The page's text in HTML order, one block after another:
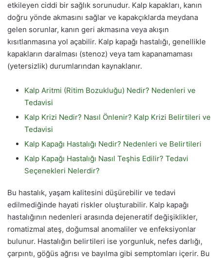
etkileyen ciddi bir sağlık sorunudur. Kalp kapakları, kanın
doğru yönde akmasını sağlar ve kapakçıklarda meydana
gelen sorunlar, kanın geri akmasına veya akışın
kısıtlanmasına yol açabilir. Kalp kapağı hastalığı, genellikle
kapakların daralması (stenoz) veya tam kapanamaması
(yetersizlik) durumlarından kaynaklanır.
Kalp Aritmi (Ritim Bozukluğu) Nedir? Nedenleri ve
Tedavisi
Kalp Krizi Nedir? Nasıl Önlenir? Kalp Krizi Belirtileri ve
Tedavisi
Kalp Kapağı Hastalığı Nedir? Nedenleri ve Belirtileri
Kalp Kapağı Hastalığı Nasıl Teşhis Edilir? Tedavi
Seçenekleri Nelerdir?
Bu hastalık, yaşam kalitesini düşürebilir ve tedavi
edilmediğinde hayati riskler oluşturabilir. Kalp kapağı
hastalığının nedenleri arasında dejeneratif değişiklikler,
romatizmal ateş, doğumsal anomaliler ve enfeksiyonlar
bulunur. Hastalığın belirtileri ise yorgunluk, nefes darlığı,
çarpıntı, göğüs ağrısı ve bayılma gibi semptomları içerir. Bu